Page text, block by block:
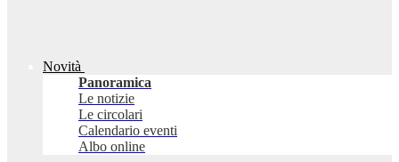
Novità
Panoramica
Le notizie
Le circolari
Calendario eventi
Albo online